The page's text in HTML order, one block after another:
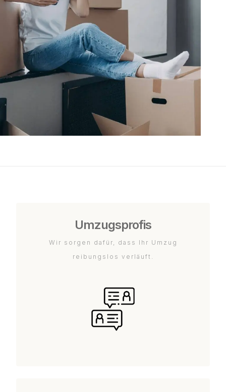
Umzugsprofis
Wir sorgen dafür, dass Ihr Umzug
reibungslos verläuft.